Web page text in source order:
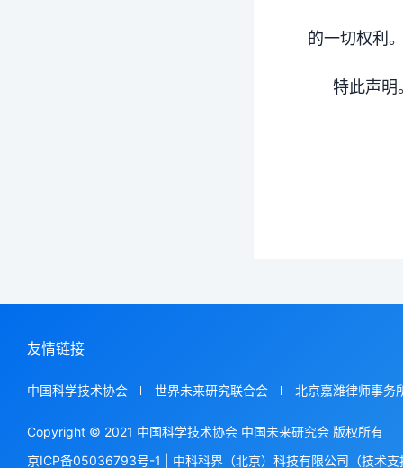
的一切权利
特此声明
友情链接
中国科学技术协会 世界未来研究联合会 北京嘉潍律师事务
Copyright © 2021 中国科学技术协会 中国未来研究会 版权所有
京ICP备05036793号-1
中科科界（北京）科技有限公司（技术支